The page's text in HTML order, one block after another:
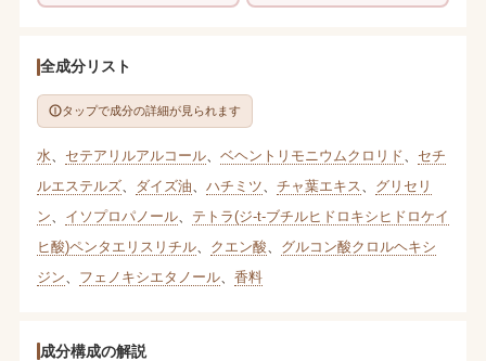
全成分リスト
タップで成分の詳細が見られます
水 セテアリルアルコール、 ベヘントリモニウムクロリド
セチ
ルエステルズ、 ダイズ油 ハチミツ チャ葉エキス
グリセリ
ン
イソプロパノール、 テトラ(ジ-t-ブチルヒドロキシヒドロケイ
ヒ酸)ペンタエリスリチル、 クエン酸
グルコン酸クロルヘキシ
ジン
フェノキシエタノール、 香料
成分構成の解説